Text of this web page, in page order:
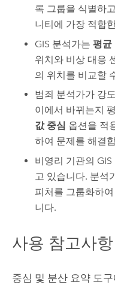
록 그룹을 식별하고
니티에 가장 적합
GIS 분석가는평균
위치와 비상 대응
의 위치를 비교할
범죄 분석가가 강
이에서 바뀌는지
값 중심 옵션을 적
하여 문제를 해결
비영리 기관의
고 있습니다. 분석
피처를 그룹화하
니다.
사용 참고사항
중심 및 분산 요약 도